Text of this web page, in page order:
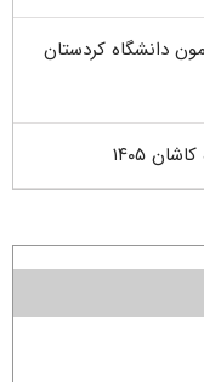
دانشگاه کردستان
۱۴۰۵